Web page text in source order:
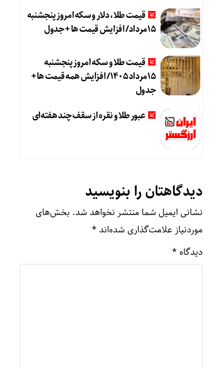
قیمت طلا، دلار و سکه امروز پنجشنبه
15مرداد/ افزایش قیمت ها + جدول
قیمت طلا و سکه امروز پنجشنبه
15مرداد 1405/ افزایش همه قیمت ها +
جدول
عبور طلا و نقره از سقف چند هفته‌ای
دیدگاهتان را بنویسید
نشانی ایمیل شما منتشر نخواهد شد. بخش‌های
موردنیاز علامت‌گذاری شده‌اند *
دیدگاه *